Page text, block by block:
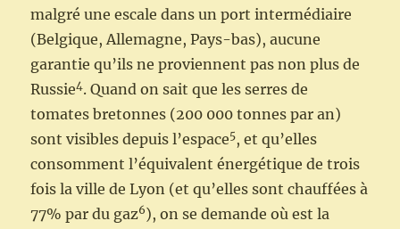
malgré une escale dans un port intermédiaire
(Belgique, Allemagne, Pays-bas), aucune
garantie qu’ils ne proviennent pas non plus de
Russie4. Quand on sait que les serres de
tomates bretonnes (200 000 tonnes par an)
sont visibles depuis l’espace5, et qu’elles
consomment l’équivalent énergétique de trois
fois la ville de Lyon (et qu’elles sont chauffées à
77% par du gaz6), on se demande où est la